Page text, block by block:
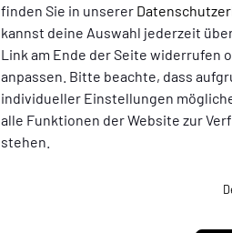
finden Sie in unserer
kannst deine Auswahl jederzeit
Link am Ende der Seite widerrufen
anpassen. Bitte beachte, dass
individueller Einstellungen
alle Funktionen der Website zur
stehen.